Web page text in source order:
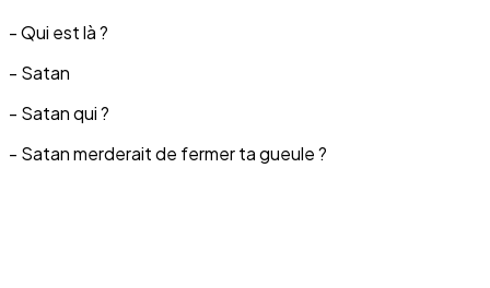
- Qui est là ?
- Satan
- Satan qui ?
- Satan merderait de fermer ta gueule ?